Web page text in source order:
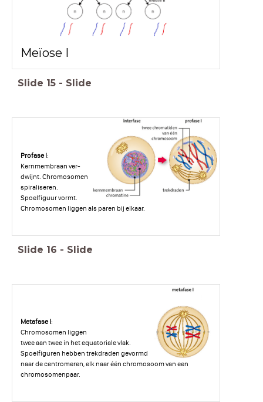
Meïose I
Slide 15 - Slide
Profase I:
Kernmembraan ver-
dwijnt. Chromosomen
spiraliseren.
Spoelfiguur vormt.
Chromosomen liggen als paren bij elkaar.
Slide 16 - Slide
Metafase I:
Chromosomen liggen
twee aan twee in het equatoriale vlak.
Spoelfiguren hebben trekdraden gevormd
naar de centromeren, elk naar één chromosoom van een
chromosomenpaar.